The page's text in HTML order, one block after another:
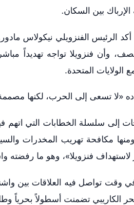
بين السكان.
الرئيس الفنزويلي نيكولاس
وأن فنزويلا تواجه تهديداً
الولايات المتحدة.
«لا تسعى إلى الحرب، لكنها
إلى سلسلة الخطابات التي اتهم
مكافحة تهريب المخدرات
فنزويلا»، وهو ما رفضته
وقت تواصل فيه العلاقات بين
الكاريبي تضمنت أسطولاً بحرياً